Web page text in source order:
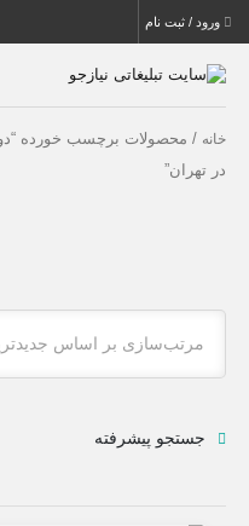
ورود / ثبت نام
خانه / محصولات برچسب خورده
در تهران”
مرتب‌سازی بر اساس
جستجو پیشرفته